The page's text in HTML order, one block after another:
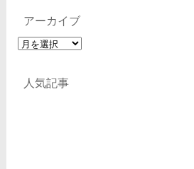
アーカイブ
ア
人気記事